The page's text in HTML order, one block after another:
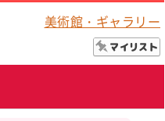
美術館・ギャラリー